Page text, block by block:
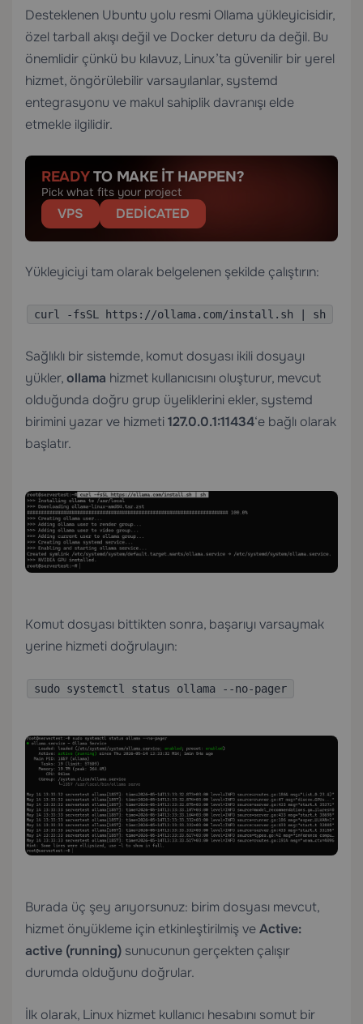
Desteklenen Ubuntu yolu resmi Ollama yükleyicisidir,
özel tarball akışı değil ve Docker deturu da değil. Bu
önemlidir çünkü bu kılavuz, Linux’ta güvenilir bir yerel
hizmet, öngörülebilir varsayılanlar, systemd
entegrasyonu ve makul sahiplik davranışı elde
etmekle ilgilidir.
READY TO MAKE IT HAPPEN?
Pick what fits your project
VPS DEDICATED
Yükleyiciyi tam olarak belgelenen şekilde çalıştırın:
curl -fsSL https://ollama.com/install.sh | sh
Sağlıklı bir sistemde, komut dosyası ikili dosyayı
yükler,ollama hizmet kullanıcısını oluşturur, mevcut
olduğunda doğru grup üyeliklerini ekler, systemd
birimini yazar ve hizmeti127.0.0.1:11434‘e bağlı olarak
başlatır.
Komut dosyası bittikten sonra, başarıyı varsaymak
yerine hizmeti doğrulayın:
sudo systemctl status ollama --no-pager
Burada üç şey arıyorsunuz: birim dosyası mevcut,
hizmet önyükleme için etkinleştirilmiş veActive:
active (running) sunucunun gerçekten çalışır
durumda olduğunu doğrular.
İlk olarak, Linux hizmet kullanıcı hesabını somut bir